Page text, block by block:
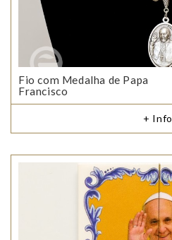
Fio com Medalha de Papa
Francisco
+ Info